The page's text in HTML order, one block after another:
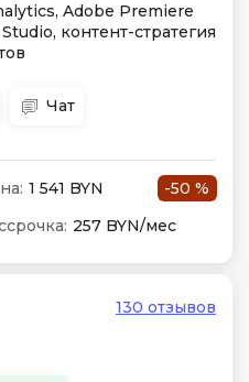
Adobe Premiere
контент-стратегия
Чат
1 541 BYN
-50 %
257 BYN/мес
130 отзывов